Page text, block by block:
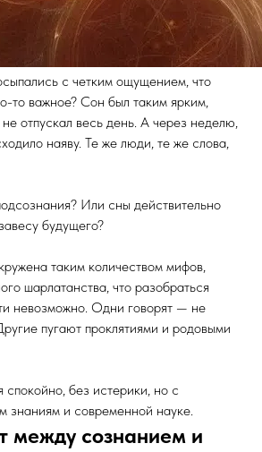
с четким ощущением, что
то важное? Сон был таким ярким,
отпускал весь день. А через неделю,
наяву. Те же люди, те же слова,
Или сны действительно
будущего?
таким количеством мифов,
шарлатанства, что разобраться
невозможно. Одни говорят — не
пугают проклятиями и родовыми
без истерики, но с
знаниям и современной науке.
между сознанием и